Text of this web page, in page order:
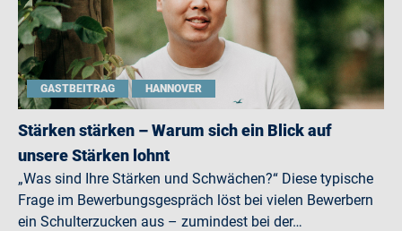
GASTBEITRAG HANNOVER
Stärken stärken – Warum sich ein Blick auf
unsere Stärken lohnt
„Was sind Ihre Stärken und Schwächen?“ Diese typische
Frage im Bewerbungsgespräch löst bei vielen Bewerbern
ein Schulterzucken aus – zumindest bei der…